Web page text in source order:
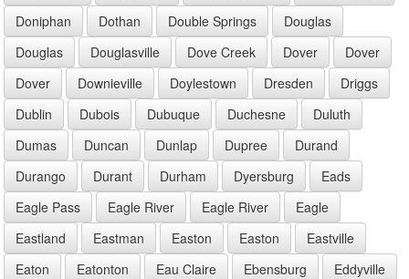
Doniphan
Dothan Double Springs
Douglas
Douglas
Douglasville Dove Creek Dover
Dover
Dover
Downieville Doylestown Dresden
Driggs
Dublin
Dubois Dubuque Duchesne
Duluth
Dumas
Duncan Dunlap Dupree
Durand
Durango
Durant Durham Dyersburg
Eads
Eagle Pass
Eagle River Eagle River
Eagle
Eastland
Eastman Easton Easton
Eastville
Eaton
Eatonton Eau Claire Ebensburg
Eddyville